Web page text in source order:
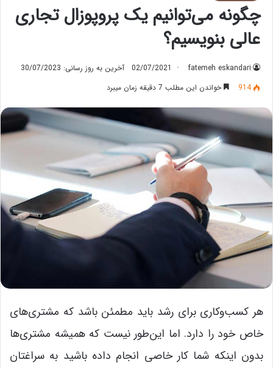
چگونه می‌توانیم یک پروپوزال تجاری
عالی بنویسیم؟
fatemeh eskandari
02/07/2021
آخرین به روز رسانی: 30/07/2023
914
خواندن این مطلب 7 دقیقه زمان میبرد
هر کسب‌وکاری برای رشد باید مطمئن باشد که مشتری‌های
خاص خود را دارد. اما این‌طور نیست که همیشه مشتری‌ها
بدون اینکه شما کار خاصی انجام داده باشید به سراغتان